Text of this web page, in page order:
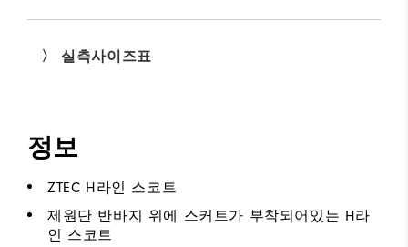
〉 실측사이즈표
정보
ZTEC H라인 스코트
제원단 반바지 위에 스커트가 부착되어있는 H라
인 스코트